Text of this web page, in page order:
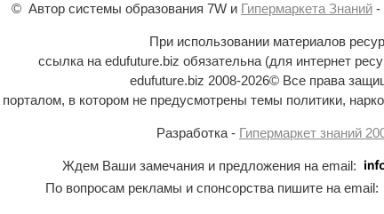
© Автор системы образования 7W и Гипермаркета Знаний -
При использовании материалов
ссылка на edufuture.biz обязательна (для интернет
edufuture.biz 2008-2026© Все права
в котором не предусмотрены темы политики,
Разработка - Гипермаркет знаний
Ждем Ваши замечания и предложения на email:
По вопросам рекламы и спонсорства пишите на email: